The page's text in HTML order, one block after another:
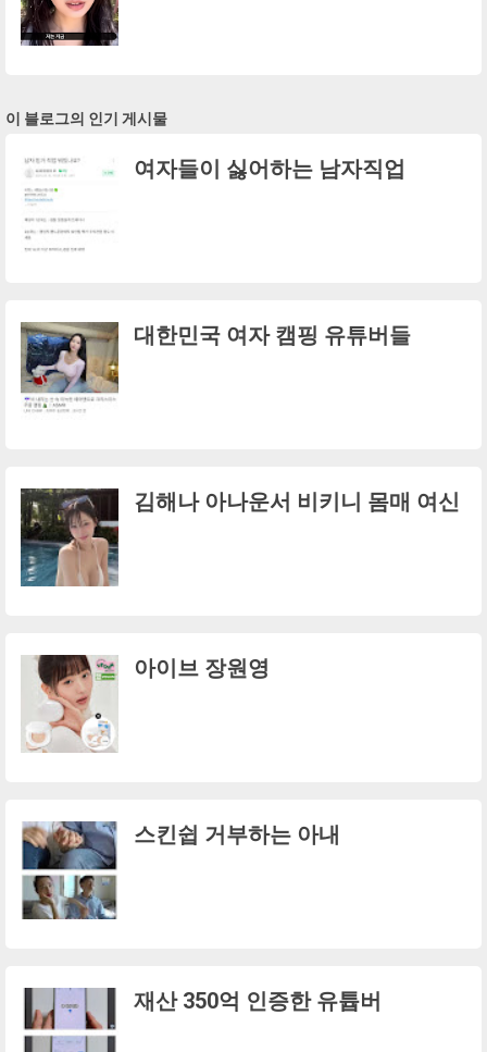
이 블로그의 인기 게시물
여자들이 싫어하는 남자직업
대한민국 여자 캠핑 유튜버들
김해나 아나운서 비키니 몸매 여신
아이브 장원영
스킨쉽 거부하는 아내
재산 350억 인증한 유튭버